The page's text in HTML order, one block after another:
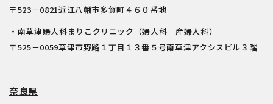
〒523－0821近江八幡市多賀町４６０番地
・南草津婦人科まりこクリニック（婦人科 産婦人科）
〒525－0059草津市野路１丁目１３番５号南草津アクシスビル３階
奈良県